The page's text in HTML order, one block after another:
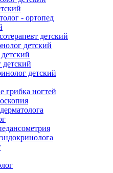
- ортопед
детский
детский
детский
грибка ногтей